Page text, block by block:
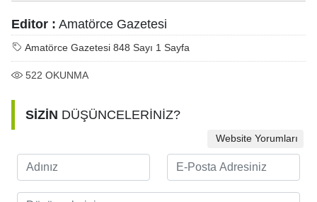
Editor : Amatörce Gazetesi
Amatörce Gazetesi 848 Sayı 1 Sayfa
522 OKUNMA
SİZİN DÜŞÜNCELERİNİZ?
Website Yorumları